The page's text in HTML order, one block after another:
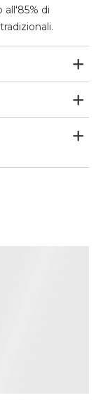
di